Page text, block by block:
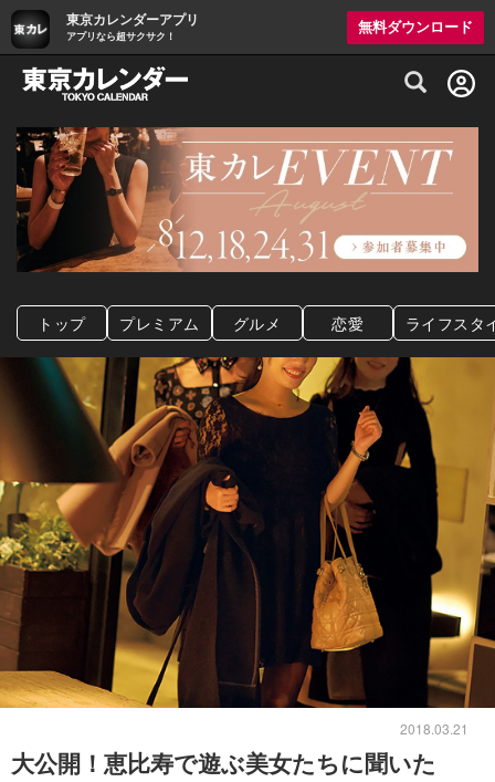
東京カレンダーアプリ
アプリなら超サクサク！
無料ダウンロード
グルメ情報・プレミアムレストラン予約
トップ プレミアム グルメ 恋愛 ライフスタ
2018.03.21
大公開！恵比寿で遊ぶ美女たちに聞いた